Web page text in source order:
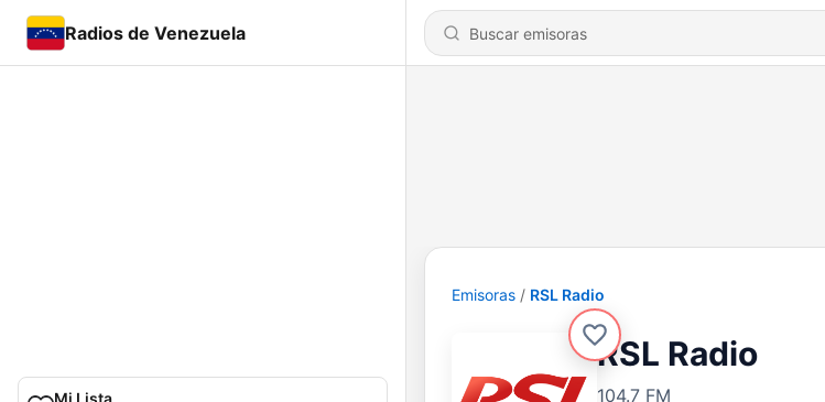
Radios de Venezuela
Mi Lista
Emisoras RSL Radio
RSL Radio
104.7 FM